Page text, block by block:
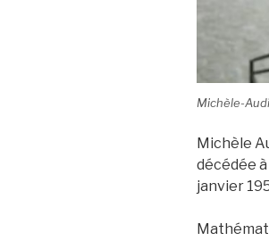
Michèle-
Michèle
décédée
janvier